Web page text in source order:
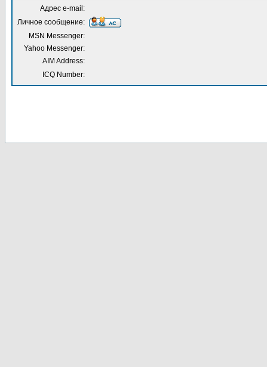
Адрес e-mail:
Личное сообщение:
MSN Messenger:
Yahoo Messenger:
AIM Address:
ICQ Number: